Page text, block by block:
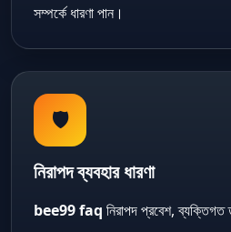
সম্পর্কে ধারণা পান।
🛡️
নিরাপদ ব্যবহার ধারণা
bee99 faq নিরাপদ প্রবেশ,